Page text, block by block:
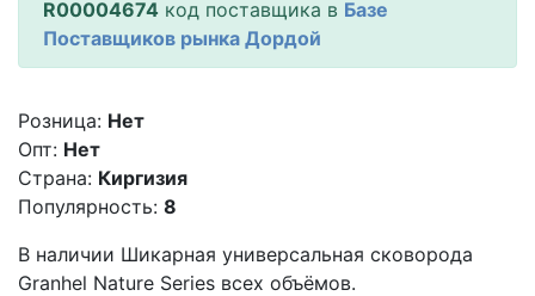
R00004674 код поставщика в Базе
Поставщиков рынка Дордой
Розница: Нет
Опт: Нет
Страна: Киргизия
Популярность: 8
В наличии Шикарная универсальная сковорода
Granhel Nature Series всех объёмов.